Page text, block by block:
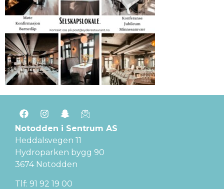
Notodden i Sentrum AS
Heddalsvegen 11
Hydroparken bygg 90
3674 Notodden
Tlf: 91 92 19 00